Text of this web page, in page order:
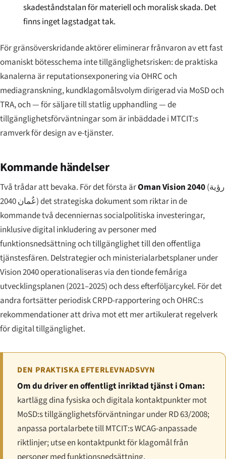
skadeståndstalan för materiell och moralisk skada. Det
finns inget lagstadgat tak.
För gränsöverskridande aktörer eliminerar frånvaron av ett fast
omaniskt bötesschema inte tillgänglighetsrisken: de praktiska
kanalerna är reputationsexponering via OHRC och
mediagranskning, kundklagomåls­volym dirigerad via MoSD och
TRA, och — för säljare till statlig upphandling — de
tillgänglighetsförväntningar som är inbäddade i MTCIT:s
ramverk för design av e-tjänster.
Kommande händelser
Två trådar att bevaka. För det första ärOman Vision 2040(رؤية
عُمان 2040) det strategiska dokument som riktar in de
kommande två decenniernas socialpolitiska investeringar,
inklusive digital inkludering av personer med
funktionsnedsättning och tillgänglighet till den offentliga
tjänstesfären. Delstrategier och ministerial­arbetsplaner under
Vision 2040 operationaliseras via den tionde femåriga
utvecklingsplanen (2021–2025) och dess efterföljarcykel. För det
andra fortsätter periodisk CRPD-rapportering och OHRC:s
rekommendationer att driva mot ett mer artikulerat regelverk
för digital tillgänglighet.
DEN PRAKTISKA EFTERLEVNADSVYN
Om du driver en offentligt inriktad tjänst i Oman:
kartlägg dina fysiska och digitala kontaktpunkter mot
MoSD:s tillgänglighetsförväntningar under RD 63/2008;
anpassa portalarbete till MTCIT:s WCAG-anpassade
riktlinjer; utse en kontaktpunkt för klagomål från